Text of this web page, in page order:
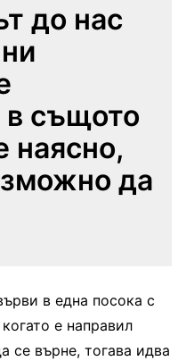
до нас
същото
наясно,
да
в една посока с
е направил
се върне, тогава идва